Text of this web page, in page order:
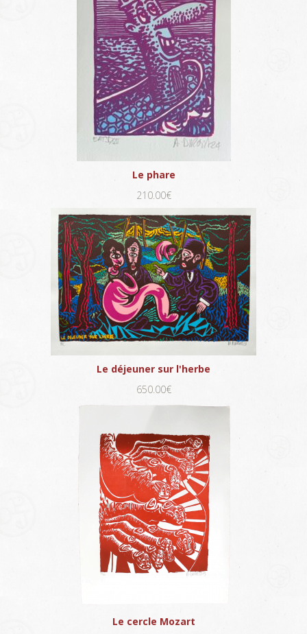
Le phare
210.00€
Le déjeuner sur l'herbe
650.00€
Le cercle Mozart